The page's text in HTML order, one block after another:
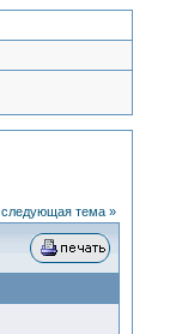
следующая тема »